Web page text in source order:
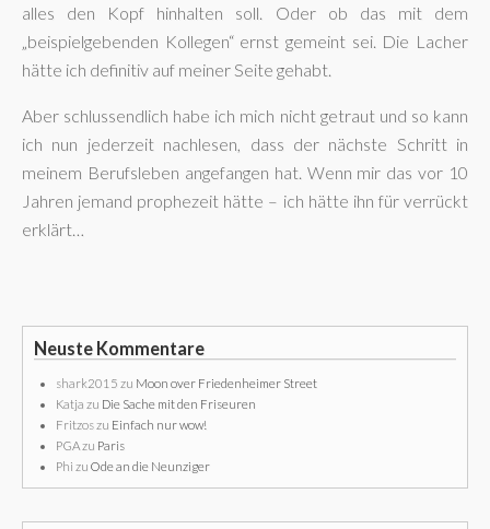
alles den Kopf hinhalten soll. Oder ob das mit dem
„beispielgebenden Kollegen“ ernst gemeint sei. Die Lacher
hätte ich definitiv auf meiner Seite gehabt.
Aber schlussendlich habe ich mich nicht getraut und so kann
ich nun jederzeit nachlesen, dass der nächste Schritt in
meinem Berufsleben angefangen hat. Wenn mir das vor 10
Jahren jemand prophezeit hätte – ich hätte ihn für verrückt
erklärt…
Neuste Kommentare
shark2015 zu Moon over Friedenheimer Street
Katja zu Die Sache mit den Friseuren
Fritzoszu Einfach nur wow!
PGAzu Paris
Phi zu Ode an die Neunziger